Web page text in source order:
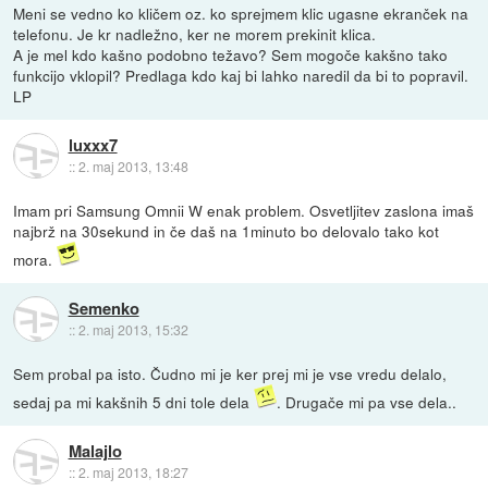
Meni se vedno ko kličem oz. ko sprejmem klic ugasne ekranček na
telefonu. Je kr nadležno, ker ne morem prekinit klica.
A je mel kdo kašno podobno težavo? Sem mogoče kakšno tako
funkcijo vklopil? Predlaga kdo kaj bi lahko naredil da bi to popravil.
LP
luxxx7
::2. maj 2013, 13:48
Imam pri Samsung Omnii W enak problem. Osvetljitev zaslona imaš
najbrž na 30sekund in če daš na 1minuto bo delovalo tako kot
mora.
Semenko
::2. maj 2013, 15:32
Sem probal pa isto. Čudno mi je ker prej mi je vse vredu delalo,
sedaj pa mi kakšnih 5 dni tole dela
. Drugače mi pa vse dela..
Malajlo
::2. maj 2013, 18:27